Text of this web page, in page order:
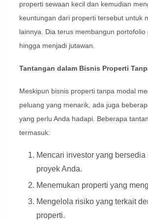
properti sewaan kecil dan kemudian
keuntungan dari properti tersebut untuk
lainnya. Dia terus membangun portofolio
hingga menjadi jutawan.
Tantangan dalam Bisnis Properti
Meskipun bisnis properti tanpa modal
peluang yang menarik, ada juga
yang perlu Anda hadapi. Beberapa
termasuk:
Mencari investor yang bersedia
proyek Anda.
Menemukan properti yang
Mengelola risiko yang terkait
properti.